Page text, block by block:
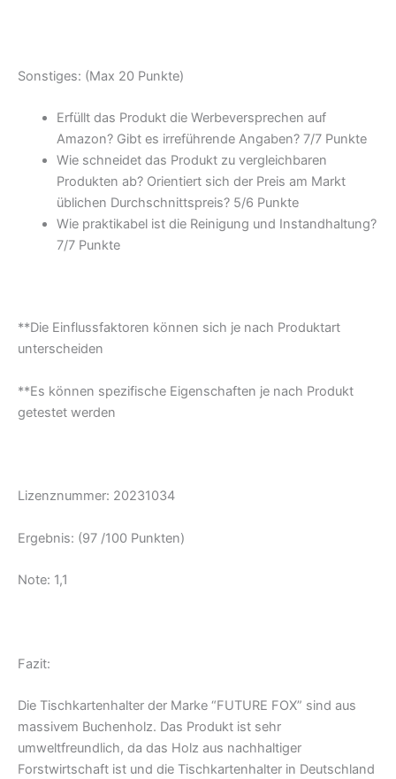
Sonstiges: (Max 20 Punkte)
Erfüllt das Produkt die Werbeversprechen auf
Amazon? Gibt es irreführende Angaben? 7/7 Punkte
Wie schneidet das Produkt zu vergleichbaren
Produkten ab? Orientiert sich der Preis am Markt
üblichen Durchschnittspreis? 5/6 Punkte
Wie praktikabel ist die Reinigung und Instandhaltung?
7/7 Punkte
**Die Einflussfaktoren können sich je nach Produktart
unterscheiden
**Es können spezifische Eigenschaften je nach Produkt
getestet werden
Lizenznummer: 20231034
Ergebnis: (97 /100 Punkten)
Note: 1,1
Fazit:
Die Tischkartenhalter der Marke “FUTURE FOX” sind aus
massivem Buchenholz. Das Produkt ist sehr
umweltfreundlich, da das Holz aus nachhaltiger
Forstwirtschaft ist und die Tischkartenhalter in Deutschland